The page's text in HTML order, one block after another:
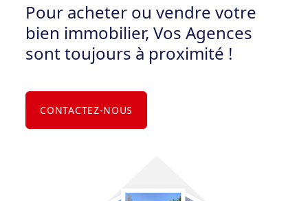
Pour acheter ou vendre votre
bien immobilier, Vos Agences
sont toujours à proximité !
CONTACTEZ-NOUS